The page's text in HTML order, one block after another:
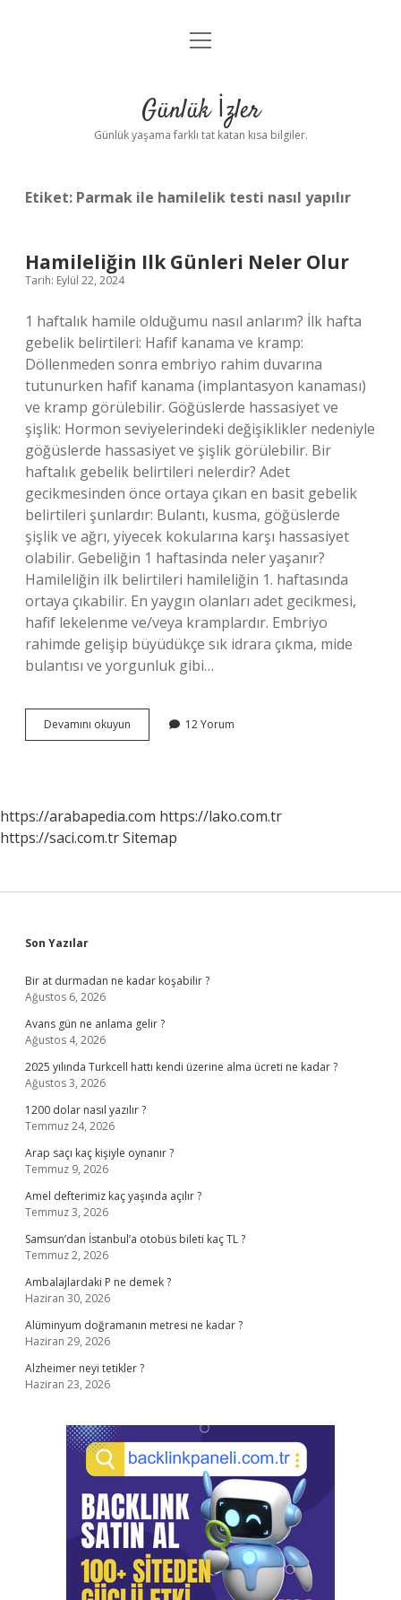
Anasayfa
Yasal Uyarı
menüyü
Günlük İzler
Günlük yaşama farklı tat katan kısa bilgiler.
Etiket: Parmak ile hamilelik testi nasıl yapılır
Hamileliğin Ilk Günleri Neler Olur
Tarih: Eylül 22, 2024
1 haftalık hamile olduğumu nasıl anlarım? İlk hafta
gebelik belirtileri: Hafif kanama ve kramp:
Döllenmeden sonra embriyo rahim duvarına
tutunurken hafif kanama (implantasyon kanaması)
ve kramp görülebilir. Göğüslerde hassasiyet ve
şişlik: Hormon seviyelerindeki değişiklikler nedeniyle
göğüslerde hassasiyet ve şişlik görülebilir. Bir
haftalık gebelik belirtileri nelerdir? Adet
gecikmesinden önce ortaya çıkan en basit gebelik
belirtileri şunlardır: Bulantı, kusma, göğüslerde
şişlik ve ağrı, yiyecek kokularına karşı hassasiyet
olabilir. Gebeliğin 1 haftasinda neler yaşanır?
Hamileliğin ilk belirtileri hamileliğin 1. haftasında
ortaya çıkabilir. En yaygın olanları adet gecikmesi,
hafif lekelenme ve/veya kramplardır. Embriyo
rahimde gelişip büyüdükçe sık idrara çıkma, mide
bulantısı ve yorgunluk gibi…
Devamını okuyun Hamileliğin
Ilk
12 Yorum
https://arabapedia.com https://lako.com.tr
https://saci.com.trSitemap
Sidebar
Son Yazılar
Bir at durmadan ne kadar koşabilir ?
Ağustos 6, 2026
Avans gün ne anlama gelir ?
Ağustos 4, 2026
2025 yılında Turkcell hattı kendi üzerine alma ücreti ne kadar ?
Ağustos 3, 2026
1200 dolar nasıl yazılır ?
Temmuz 24, 2026
Arap saçı kaç kişiyle oynanır ?
Temmuz 9, 2026
Amel defterimiz kaç yaşında açılır ?
Temmuz 3, 2026
Samsun’dan İstanbul’a otobüs bileti kaç TL ?
Temmuz 2, 2026
Ambalajlardaki P ne demek ?
Haziran 30, 2026
Alüminyum doğramanın metresi ne kadar ?
Haziran 29, 2026
Alzheimer neyi tetikler ?
Haziran 23, 2026